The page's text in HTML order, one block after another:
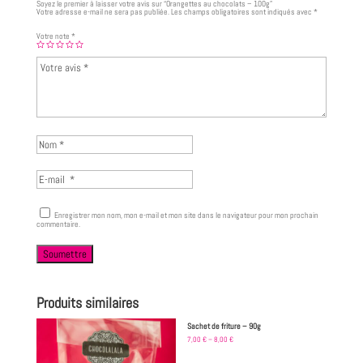
Soyez le premier à laisser votre avis sur “Orangettes au chocolats – 100g”
Votre adresse e-mail ne sera pas publiée. Les champs obligatoires sont indiqués avec *
Votre note *
Enregistrer mon nom, mon e-mail et mon site dans le navigateur pour mon prochain
commentaire.
Produits similaires
Sachet de friture – 90g
7,00€–8,00€